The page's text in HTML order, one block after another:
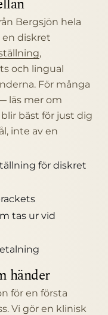
Bergsjön hela
en diskret
,
och lingual
För många
läs mer om
blir bäst för just dig
inte av en
för diskret
tas ur vid
händer
för en första
Vi gör en klinisk